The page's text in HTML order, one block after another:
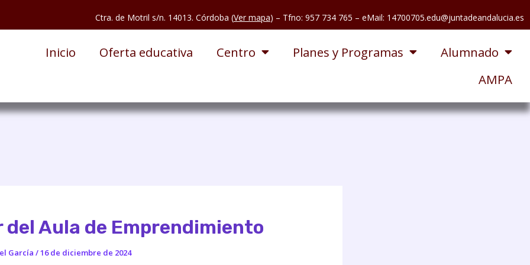
Ctra. de Motril s/n. 14013. Córdoba (Ver mapa) – Tfno: 957 734 765 – eMail: 14700705.edu@juntadeandalucia.es
Inicio Oferta educativa Centro Planes y Programas
Alumnado
AMPA
del Aula de Emprendimiento
García /16 de diciembre de 2024